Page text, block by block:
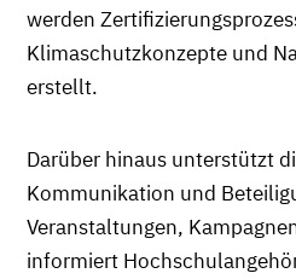
werden
Klimaschutzkonzepte und
erstellt.
Darüber hinaus unterstützt
Kommunikation und
Veranstaltungen,
informiert